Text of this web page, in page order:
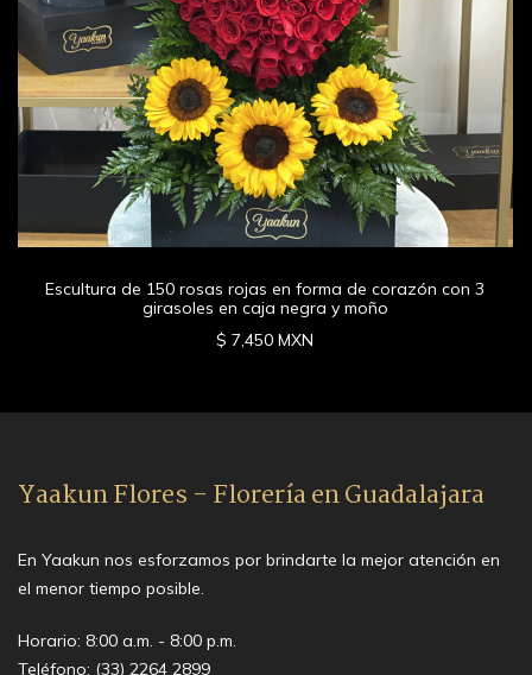
Escultura de 150 rosas rojas en forma de corazón con 3
girasoles en caja negra y moño
$ 7,450 MXN
Yaakun Flores - Florería en Guadalajara
En Yaakun nos esforzamos por brindarte la mejor atención en
el menor tiempo posible.
Horario: 8:00 a.m. - 8:00 p.m.
Teléfono: (33) 2264 2899